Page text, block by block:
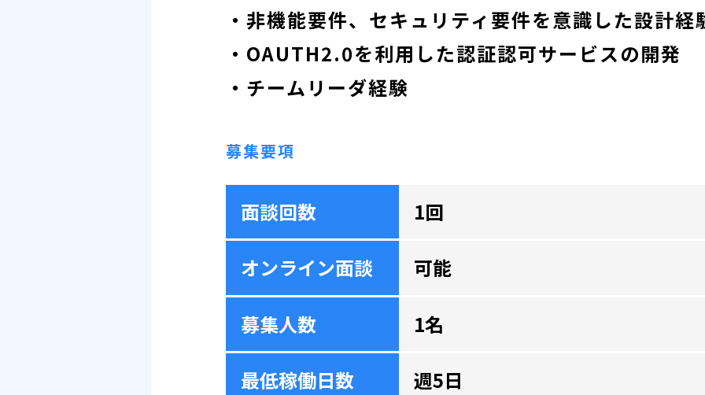
・非機能要件、セキュリティ要件を意識した設計経
・OAUTH2.0を利用した認証認可サービスの開発
・チームリーダ経験
募集要項
面談回数 1回
オンライン面談 可能
募集人数 1名
最低稼働日数 週5日